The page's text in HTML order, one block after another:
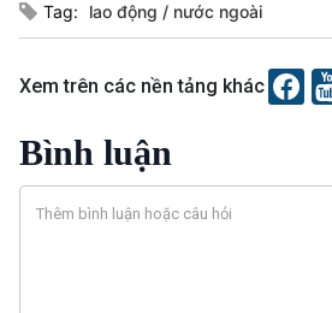
Tag: lao động nước ngoài
Xem trên các nền tảng khác
Bình luận